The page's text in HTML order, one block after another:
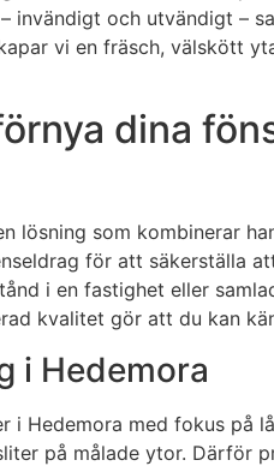
invändigt och utvändigt –
vi en fräsch, välskött
dina
lösning som kombinerar
för att säkerställa
i en fastighet eller
kvalitet gör att du kan
i Hedemora
i Hedemora med fokus på
på målade ytor. Därför